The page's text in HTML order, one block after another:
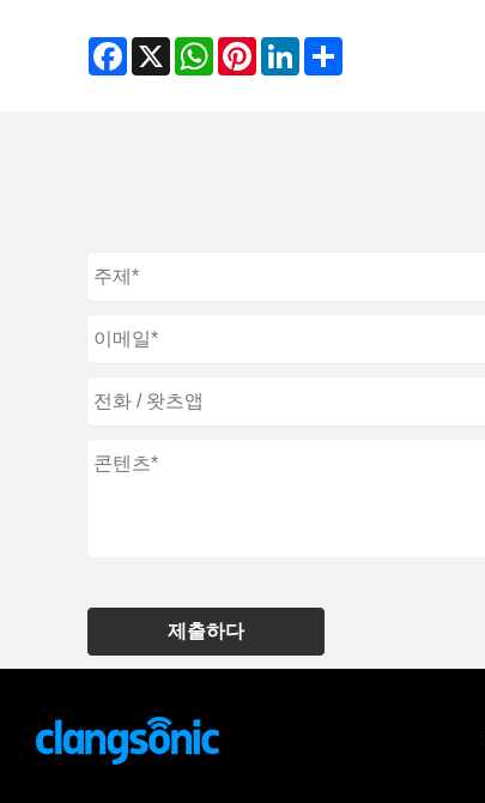
Facebook
X WhatsAppPinterestLinkedIn
제출하다